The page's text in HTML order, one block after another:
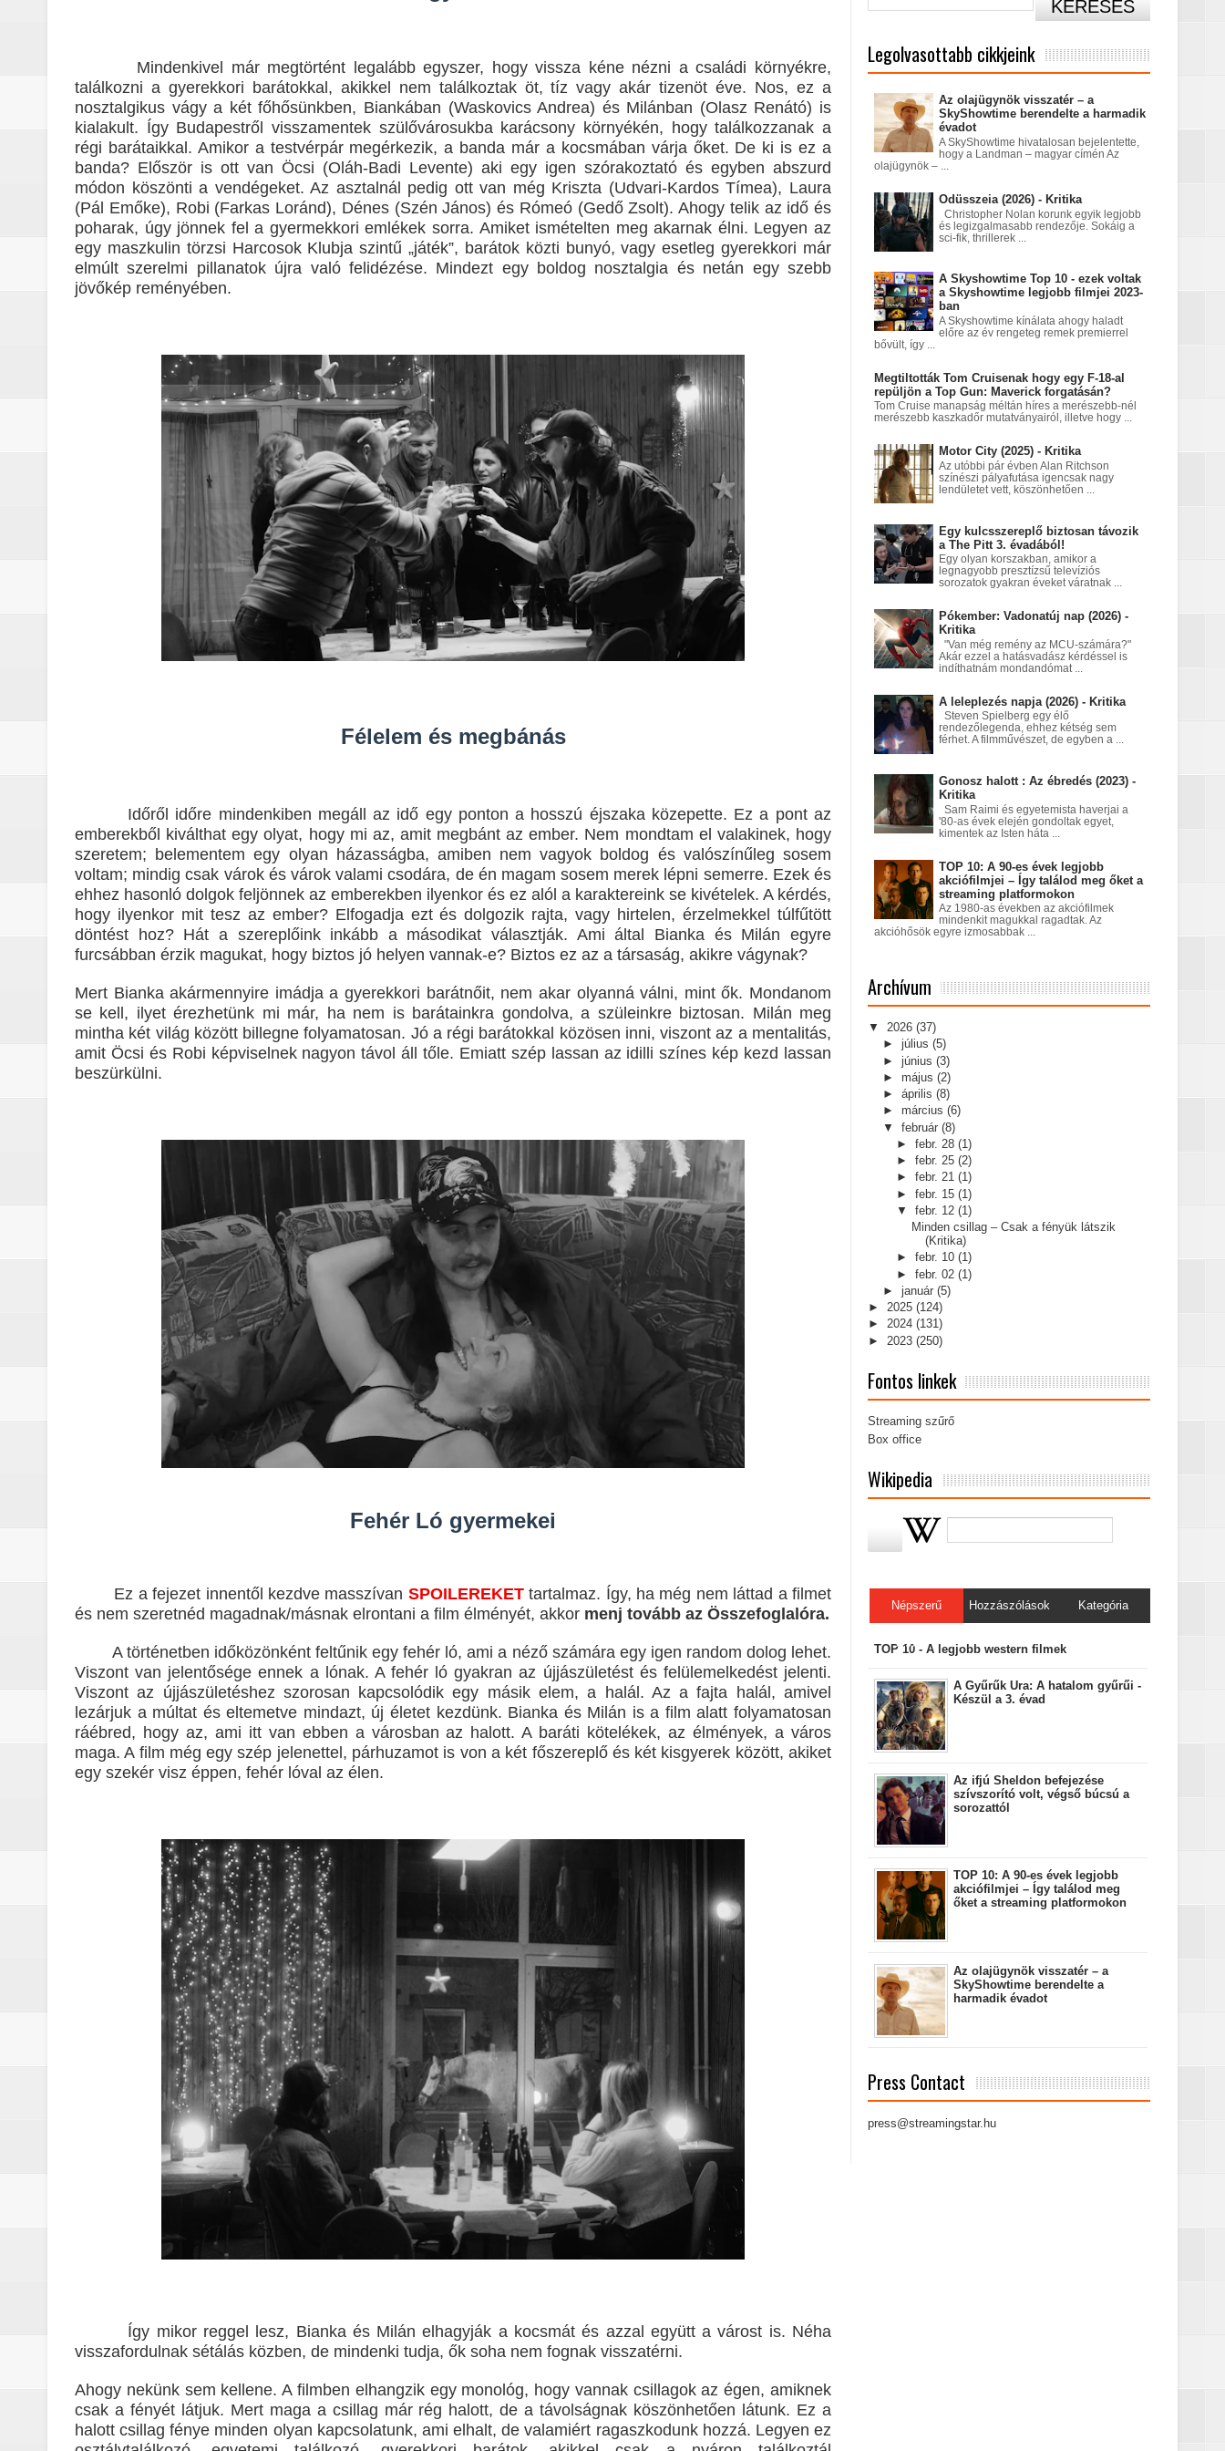
A Lila Fátyol: Rejtélyek Könyve, avagy mi lenne, ha a Netflix fantasy dráma görög istenekkel folytatódna tovább?
A The Mandalorian and Grogu trailere brutális akciót ígér
A rejtélyek könyve: egy valós, rejtjeles történet, amit csak néhány beavatott ért, mégis úgy hat, mint egy Netflix‑fantasy
sorozat
Nem veled van a baj: a Stranger Things utolsó évadabán a Hopper-Eleven dinamika teljesen nullára égett
Boromir halála a Gyűrűk Ura-saga egyik legnagyobb megváltástörténete
Pókember: Vadonatúj nap (2026) - Kritika
La’an szíve Torontóban tört össze – a Kirk, akit a Prime‑idősík soha nem ad vissza
Motor City (2025) - Kritika
Odüsszeia (2026) - Kritika
Egy kulcsszereplő biztosan távozik a The Pitt 3. évadából!
Életem legjobb száma (2026) - Kritika
A leleplezés napja (2026) - Kritika
Marshals: A Dutton család legsötétebb titka kiderült – és most már Pete Calvin is benne van
Mindenkivel már megtörtént legalább egyszer, hogy vissza kéne nézni a családi környékre,
találkozni a gyerekkori barátokkal, akikkel nem találkoztak öt, tíz vagy akár tizenöt éve. Nos, ez a
nosztalgikus vágy a két főhősünkben, Biankában (Waskovics Andrea) és Milánban (Olasz Renátó) is
kialakult. Így Budapestről visszamentek szülővárosukba karácsony környékén, hogy találkozzanak a
régi barátaikkal. Amikor a testvérpár megérkezik, a banda már a kocsmában várja őket. De ki is ez a
banda? Először is ott van Öcsi (Oláh-Badi Levente) aki egy igen szórakoztató és egyben abszurd
módon köszönti a vendégeket. Az asztalnál pedig ott van még Kriszta (Udvari-Kardos Tímea), Laura
(Pál Emőke), Robi (Farkas Loránd), Dénes (Szén János) és Rómeó (Gedő Zsolt). Ahogy telik az idő és
poharak, úgy jönnek fel a gyermekkori emlékek sorra. Amiket ismételten meg akarnak élni. Legyen az
egy maszkulin törzsi Harcosok Klubja szintű „játék”, barátok közti bunyó, vagy esetleg gyerekkori már
elmúlt szerelmi pillanatok újra való felidézése. Mindezt egy boldog nosztalgia és netán egy szebb
jövőkép reményében.
Félelem és megbánás
Időről időre mindenkiben megáll az idő egy ponton a hosszú éjszaka közepette. Ez a pont az
emberekből kiválthat egy olyat, hogy mi az, amit megbánt az ember. Nem mondtam el valakinek, hogy
szeretem; belementem egy olyan házasságba, amiben nem vagyok boldog és valószínűleg sosem
voltam; mindig csak várok és várok valami csodára, de én magam sosem merek lépni semerre. Ezek és
ehhez hasonló dolgok feljönnek az emberekben ilyenkor és ez alól a karaktereink se kivételek. A kérdés,
hogy ilyenkor mit tesz az ember? Elfogadja ezt és dolgozik rajta, vagy hirtelen, érzelmekkel túlfűtött
döntést hoz? Hát a szereplőink inkább a másodikat választják. Ami által Bianka és Milán egyre
furcsábban érzik magukat, hogy biztos jó helyen vannak-e? Biztos ez az a társaság, akikre vágynak?
Mert Bianka akármennyire imádja a gyerekkori barátnőit, nem akar olyanná válni, mint ők. Mondanom
se kell, ilyet érezhetünk mi már, ha nem is barátainkra gondolva, a szüleinkre biztosan. Milán meg
mintha két világ között billegne folyamatosan. Jó a régi barátokkal közösen inni, viszont az a mentalitás,
amit Öcsi és Robi képviselnek nagyon távol áll tőle. Emiatt szép lassan az idilli színes kép kezd lassan
beszürkülni.
Fehér Ló gyermekei
Ez a fejezet innentől kezdve masszívan SPOILEREKETtartalmaz. Így, ha még nem láttad a filmet
és nem szeretnéd magadnak/másnak elrontani a film élményét, akkor menj tovább az Összefoglalóra.
A történetben időközönként feltűnik egy fehér ló, ami a néző számára egy igen random dolog lehet.
Viszont van jelentősége ennek a lónak. A fehér ló gyakran az újjászületést és felülemelkedést jelenti.
Viszont az újjászületéshez szorosan kapcsolódik egy másik elem, a halál. Az a fajta halál, amivel
lezárjuk a múltat és eltemetve mindazt, új életet kezdünk. Bianka és Milán is a film alatt folyamatosan
ráébred, hogy az, ami itt van ebben a városban az halott. A baráti kötelékek, az élmények, a város
maga. A film még egy szép jelenettel, párhuzamot is von a két főszereplő és két kisgyerek között, akiket
egy szekér visz éppen, fehér lóval az élen.
Így mikor reggel lesz, Bianka és Milán elhagyják a kocsmát és azzal együtt a várost is. Néha
visszafordulnak sétálás közben, de mindenki tudja, ők soha nem fognak visszatérni.
Ahogy nekünk sem kellene. A filmben elhangzik egy monológ, hogy vannak csillagok az égen, amiknek
csak a fényét látjuk. Mert maga a csillag már rég halott, de a távolságnak köszönhetően látunk. Ez a
halott csillag fénye minden olyan kapcsolatunk, ami elhalt, de valamiért ragaszkodunk hozzá. Legyen ez
Legolvasottabb cikkjeink
Az olajügynök visszatér – a
SkyShowtime berendelte a harmadik
évadot
A SkyShowtime hivatalosan bejelentette,
hogy a Landman – magyar címén Az
olajügynök – ...
Odüsszeia (2026) - Kritika
Christopher Nolan korunk egyik legjobb
és legizgalmasabb rendezője. Sokáig a
sci-fik, thrillerek ...
A Skyshowtime Top 10 - ezek voltak
a Skyshowtime legjobb filmjei 2023-
ban
A Skyshowtime kínálata ahogy haladt
előre az év rengeteg remek premierrel
bővült, így ...
Megtiltották Tom Cruisenak hogy egy F-18-al
repüljön a Top Gun: Maverick forgatásán?
Tom Cruise manapság méltán híres a merészebb-nél
merészebb kaszkadőr mutatványairól, illetve hogy ...
Motor City (2025) - Kritika
Az utóbbi pár évben Alan Ritchson
színészi pályafutása igencsak nagy
lendületet vett, köszönhetően ...
Egy kulcsszereplő biztosan távozik
a The Pitt 3. évadából!
Egy olyan korszakban, amikor a
legnagyobb presztízsű televíziós
sorozatok gyakran éveket váratnak ...
Pókember: Vadonatúj nap (2026) -
Kritika
"Van még remény az MCU-számára?"
Akár ezzel a hatásvadász kérdéssel is
indíthatnám mondandómat ...
A leleplezés napja (2026) - Kritika
Steven Spielberg egy élő
rendezőlegenda, ehhez kétség sem
férhet. A filmművészet, de egyben a ...
Gonosz halott : Az ébredés (2023) -
Kritika
Sam Raimi és egyetemista haverjai a
'80-as évek elején gondoltak egyet,
kimentek az Isten háta ...
TOP 10: A 90-es évek legjobb
akciófilmjei – Így találod meg őket a
streaming platformokon
Az 1980-as években az akciófilmek
mindenkit magukkal ragadtak. Az
akcióhősök egyre izmosabbak ...
Archívum
▼ 2026 (37)
► július (5)
► június (3)
► május (2)
► április (8)
► március (6)
▼ február (8)
►febr. 28(1)
►febr. 25(2)
►febr. 21(1)
►febr. 15(1)
▼febr. 12(1)
Minden csillag – Csak a fényük látszik
(Kritika)
►febr. 10(1)
►febr. 02(1)
► január (5)
► 2025 (124)
► 2024 (131)
► 2023 (250)
Fontos linkek
Streaming szűrő
Box office
Wikipedia
Népszerű Hozzászólások Kategória
TOP 10 - A legjobb western filmek
A Gyűrűk Ura: A hatalom gyűrűi -
Készül a 3. évad
Az ifjú Sheldon befejezése
szívszorító volt, végső búcsú a
sorozattól
TOP 10: A 90-es évek legjobb
akciófilmjei – Így találod meg
őket a streaming platformokon
Az olajügynök visszatér – a
SkyShowtime berendelte a
harmadik évadot
Press Contact
press@streamingstar.hu